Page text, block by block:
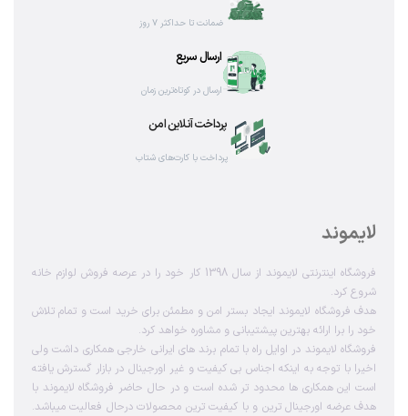
پرداخت آنلاین امن
پرداخت با کارت‌های شتاب
ارسال سریع
ارسال در کوتاه‌ترین زمان
ضمانت تا حداکثر ۷ روز
لایموند
فروشگاه اینترنتی لایموند از سال 1398 کار خود را در عرصه فروش لوازم خانه
شروع کرد.
هدف فروشگاه لایموند ایجاد بستر امن و مطمئن برای خرید است و تمام تلاش
خود را برا ارائه بهترین پیشتیبانی و مشاوره خواهد کرد.
فروشگاه لایموند در اوایل راه با تمام برند های ایرانی خارجی همکاری داشت ولی
اخیرا با توجه به اینکه اجناس بی کیفیت و غیر اورجینال در بازار گسترش یافته
است این همکاری ها محدود تر شده است و در حال حاضر فروشگاه لایموند با
هدف عرضه اورجینال ترین و با کیفیت ترین محصولات درحال فعالیت میباشد.